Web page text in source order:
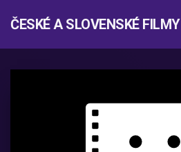
ČESKÉ A SLOVENSKÉ FILMY